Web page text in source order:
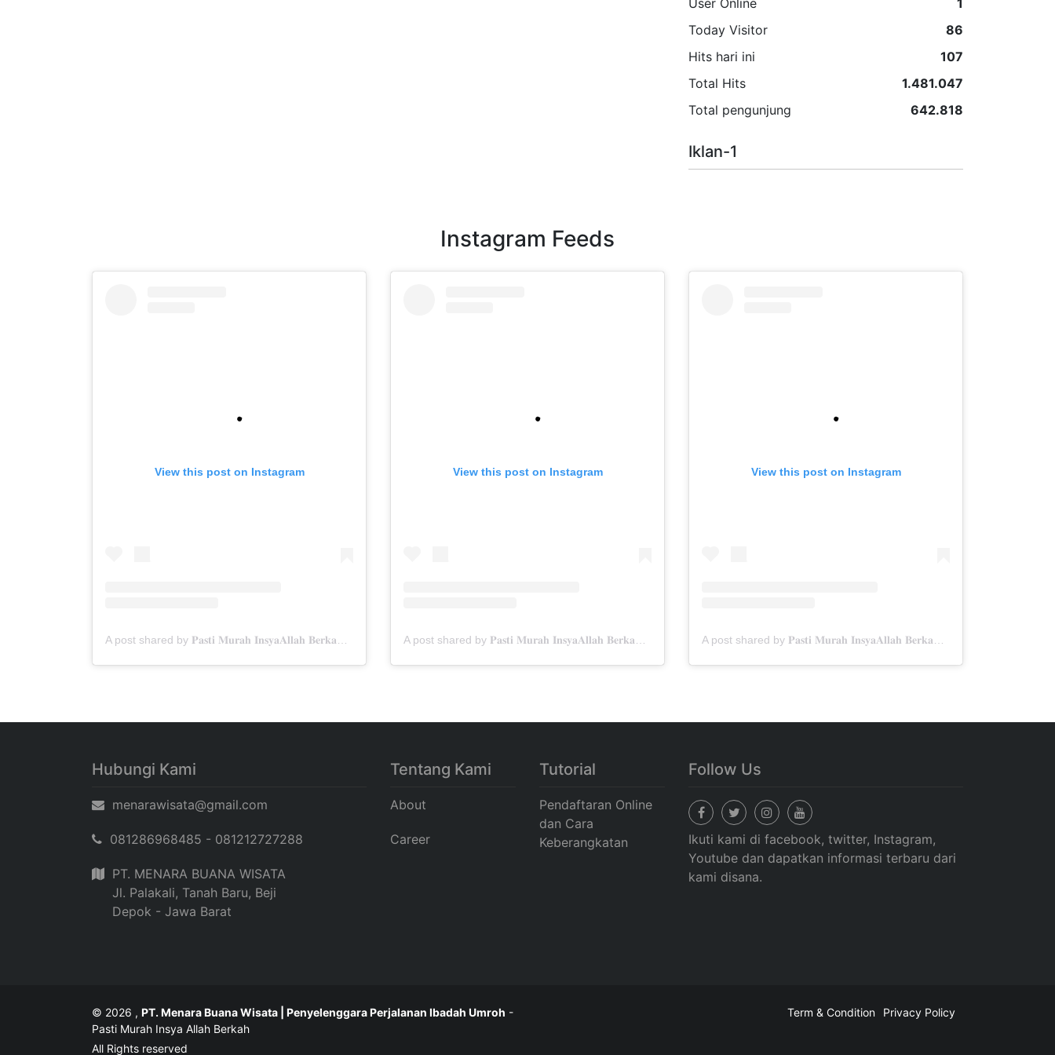
User Online
1
Today Visitor
86
Hits hari ini
107
Total Hits
1.481.047
Total pengunjung
642.818
Iklan-1
Instagram Feeds
View this post on Instagram View this post on Instagram View this post on Instagram
Hubungi Kami
menarawisata@gmail.com
081286968485 - 081212727288
PT. MENARA BUANA WISATA
Jl. Palakali, Tanah Baru, Beji
Depok - Jawa Barat
Tentang Kami
About
Career
Tutorial
Pendaftaran Online
dan Cara
Keberangkatan
Follow Us
Ikuti kami di facebook, twitter, Instagram,
Youtube dan dapatkan informasi terbaru dari
kami disana.
© 2026 , PT. Menara Buana Wisata | Penyelenggara Perjalanan Ibadah Umroh -
Pasti Murah Insya Allah Berkah
All Rights reserved
Term & Condition Privacy Policy